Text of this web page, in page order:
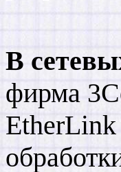
В
фирма
EtherLink